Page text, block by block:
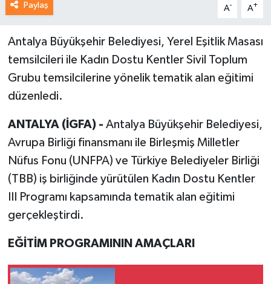
Paylaş A- A+
Antalya Büyükşehir Belediyesi, Yerel Eşitlik Masası
temsilcileri ile Kadın Dostu Kentler Sivil Toplum
Grubu temsilcilerine yönelik tematik alan eğitimi
düzenledi.
ANTALYA (İGFA) - Antalya Büyükşehir Belediyesi,
Avrupa Birliği finansmanı ile Birleşmiş Milletler
Nüfus Fonu (UNFPA) ve Türkiye Belediyeler Birliği
(TBB) iş birliğinde yürütülen Kadın Dostu Kentler
III Programı kapsamında tematik alan eğitimi
gerçekleştirdi.
EĞİTİM PROGRAMININ AMAÇLARI